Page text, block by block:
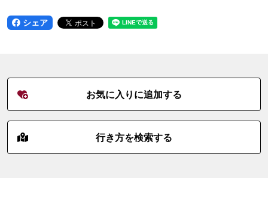
シェア
お気に入りに追加する
行き方を検索する